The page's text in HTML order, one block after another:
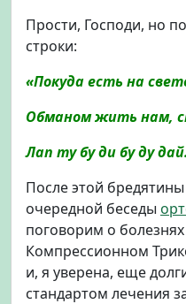
б
ь
я
в
б
о
р
о
?
Прости, Господи, но
строки:
«Покуда есть на
Обманом жить нам,
Лап ту бу ди бу ду
После этой
очередной беседы
поговорим о
Компрессионном
и, я уверена, еще
стандартом лечения